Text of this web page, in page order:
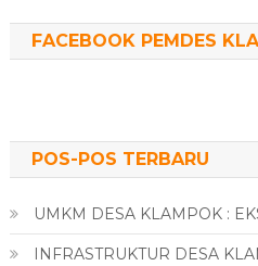
FACEBOOK PEMDES
POS-POS TERBARU
UMKM DESA KLAMPOK :
INFRASTRUKTUR DESA